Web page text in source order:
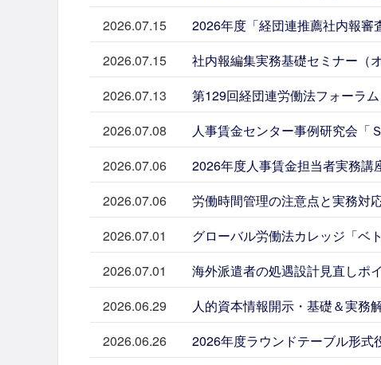
2026.07.15
2026年度「経団連推薦社内報審
2026.07.15
社内報編集実務基礎セミナー（
2026.07.13
第129回経団連労働法フォーラ
2026.07.08
人事賃金センター事例研究会「
2026.07.06
2026年度人事賃金担当者実務講
2026.07.06
労働時間管理の注意点と実務対
2026.07.01
グローバル労働法カレッジ「ベ
2026.07.01
海外派遣者の処遇設計見直しポ
2026.06.29
人的資本情報開示・基礎＆実務
2026.06.26
2026年度ラウンドテーブル形式